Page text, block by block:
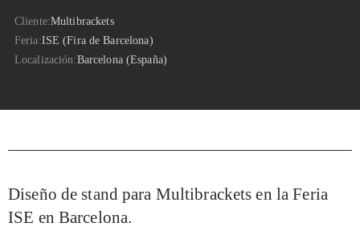
Cliente Multibrackets
Feria ISE (Fira de Barcelona)
Localización Barcelona (España)
Diseño de stand para Multibrackets en la Feria
ISE en Barcelona.